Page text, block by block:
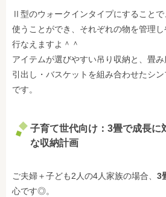
Ⅱ型のウォークインタイプにすること
使うことができ、それぞれの物を管理
行なえますよ＾＾
アイテムが選びやすい吊り収納と、畳
引出し・バスケットを組み合わせたシ
です。
子育て世代向け： 3畳で成長に
な収納計画
ご夫婦＋子ども2人の4人家族の場合、 3
心です◎。